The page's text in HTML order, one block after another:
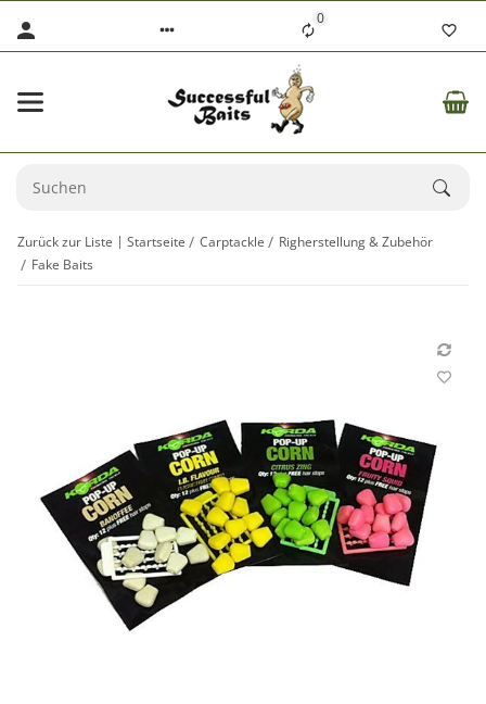
0
Zurück zur Liste Startseite Carptackle
Righerstellung & Zubehör
Fake Baits